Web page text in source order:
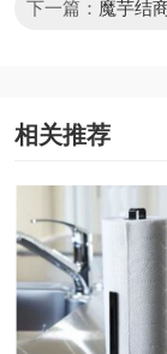
下一篇： 魔芋结
相关推荐